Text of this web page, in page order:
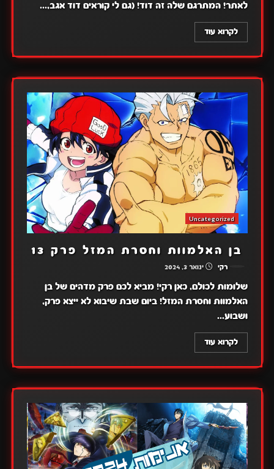
לאתר! המתרגם שלה זה דוד! (גם לי קוראים דוד אגב,...
לקרוא עוד
Uncategorized
בן האלמוות וחסרת המזל פרק 13
רקי ינואר 3, 2024
שלומות לכולם, כאן רקי! מביא לכם פרק מדהים של בן
האלמוות וחסרת המזל! ביום שבת שיבוא לא ייצא פרק,
ושבוע...
לקרוא עוד